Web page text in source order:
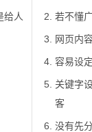
给人
若不懂
网页内
容易设
关键字
客
没有先